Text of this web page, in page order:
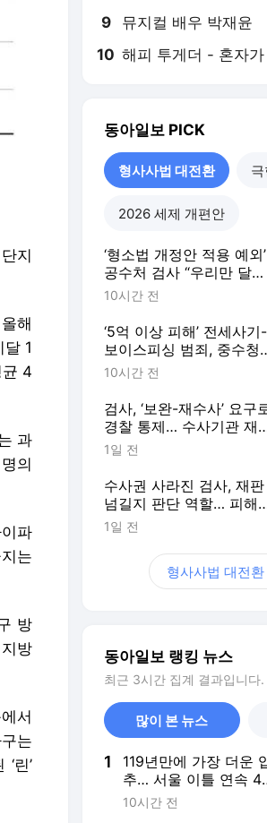
지
해
1
4
과
의
파
는
방
방
서
는
린’
9 뮤지컬 배우 박재윤
10 해피 투게더 - 혼자
동아일보 PICK
형사사법 대전환
2026 세제 개편안
‘형소법 개정안 적용 예외’
공수처 검사 “우리만 달리
수사해도 되나” 혼란[형사
④]
10시간 전
‘5억 이상 피해’ 전세사기-
보이스피싱 범죄, 중수청
수사 가능[형사사법 대전
10시간 전
검사, ‘보완-재수사’ 요구
경찰 통제… 수사기관 재
정 권한도[형사사법 대전
1일 전
수사권 사라진 검사, 재판
넘길지 판단 역할… 피해
요청땐 면담[형사사법 대전
1일 전
형사사법 대전환
동아일보 랭킹 뉴스
최근 3시간 집계 결과입니다.
많이 본 뉴스
1
119년만에 가장 더운
추… 서울 이틀 연속
도 찍어
10시간 전